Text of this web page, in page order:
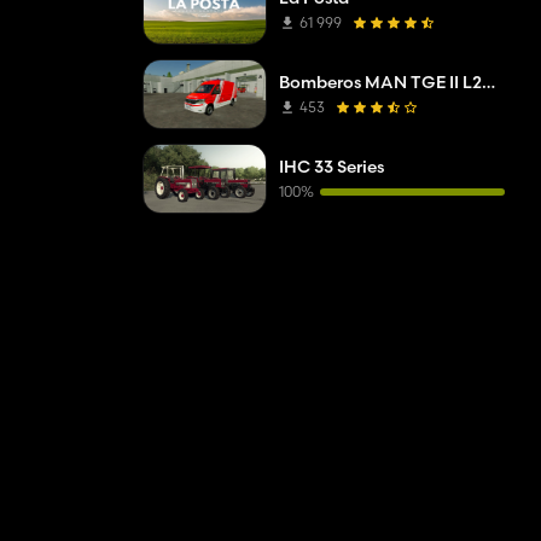
61 999
Bomberos MAN TGE II L2H2 Mittelberg
453
IHC 33 Series
100%